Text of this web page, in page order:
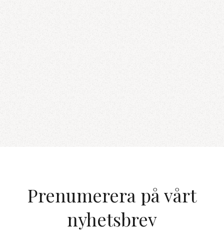
Prenumerera på vårt
nyhetsbrev